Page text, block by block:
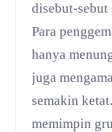
disebut-sebut
Para
hanya
juga
semakin
memimpin